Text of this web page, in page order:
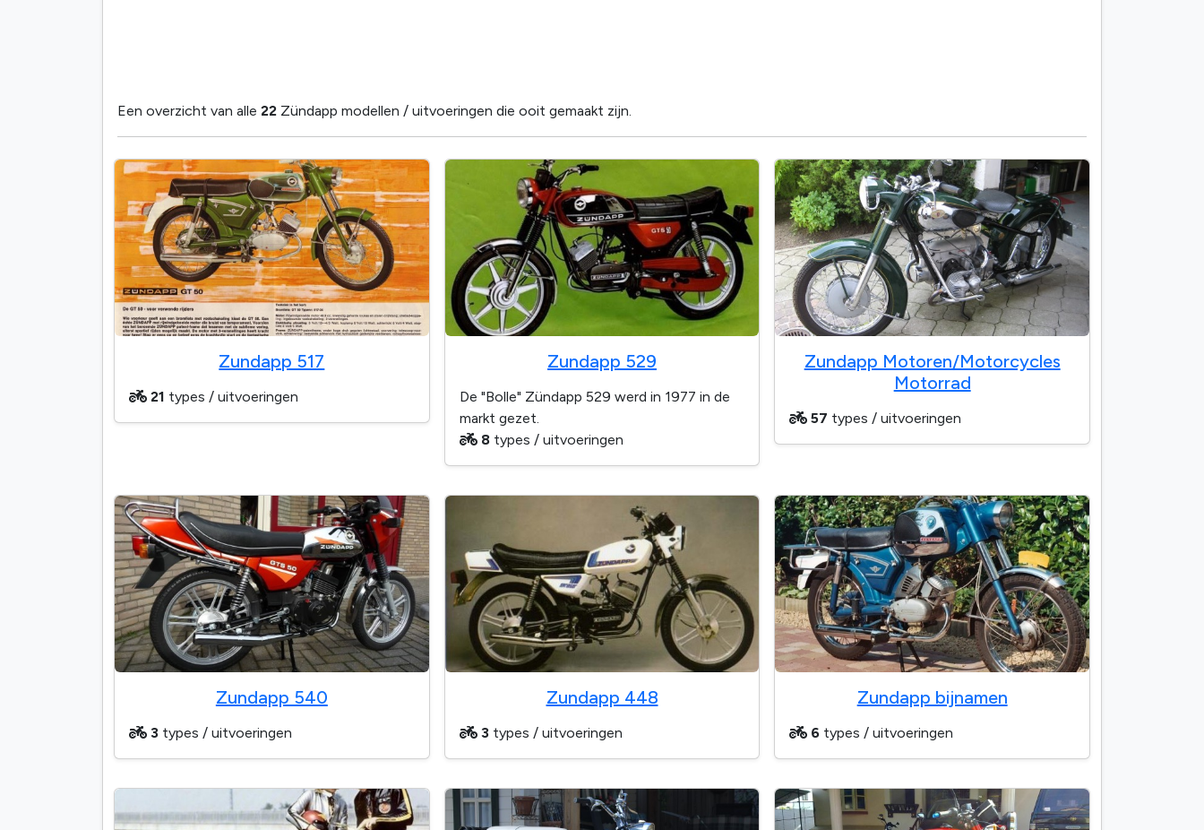
Een overzicht van alle 22 Zündapp modellen / uitvoeringen die ooit gemaakt zijn.
Zundapp 517
21 types / uitvoeringen
Zundapp 529
De "Bolle" Zündapp 529 werd in 1977 in de
markt gezet.
8types / uitvoeringen
Zundapp Motoren/Motorcycles
Motorrad
57 types / uitvoeringen
Zundapp 540
3 types / uitvoeringen
Zundapp 448
3 types / uitvoeringen
Zundapp bijnamen
6 types / uitvoeringen